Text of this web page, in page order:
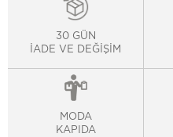
30 GÜN
İADE VE DEĞİŞİM
MODA
KAPIDA